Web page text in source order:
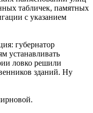
табличек, памятных
с указанием
губернатор
устанавливать
ловко решили
зданий. Ну